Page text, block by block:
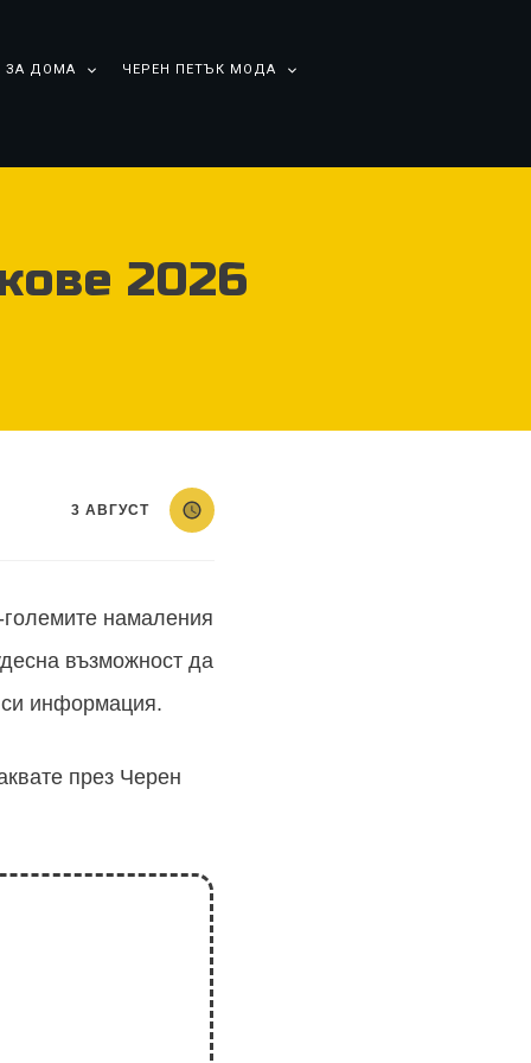
ЗА ДОМА ЧЕРЕН ПЕТЪК МОДА
2026
3 АВГУСТ
намаления
възможност да
информация.
през Черен